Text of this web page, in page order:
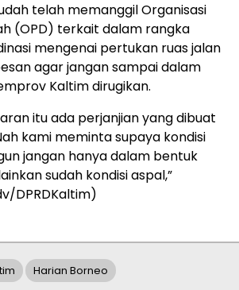
telah memanggil Organisasi
(OPD) terkait dalam rangka
mengenai pertukan ruas jalan
agar jangan sampai dalam
Kaltim dirugikan.
itu ada perjanjian yang dibuat
kami meminta supaya kondisi
jangan hanya dalam bentuk
sudah kondisi aspal,”
DPRDKaltim)
Harian Borneo